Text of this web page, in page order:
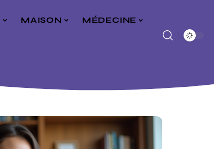
MAISON MÉDECINE